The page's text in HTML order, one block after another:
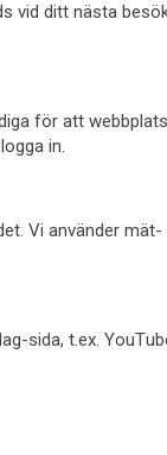
vid ditt nästa
för att
in.
Vi använder
sida, t.ex.